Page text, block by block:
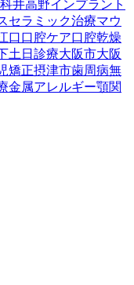
井高野インプラント
セラミック治療マウ
口口腔ケア口腔乾燥
土日診療大阪市大阪
矯正摂津市歯周病無
金属アレルギー顎関